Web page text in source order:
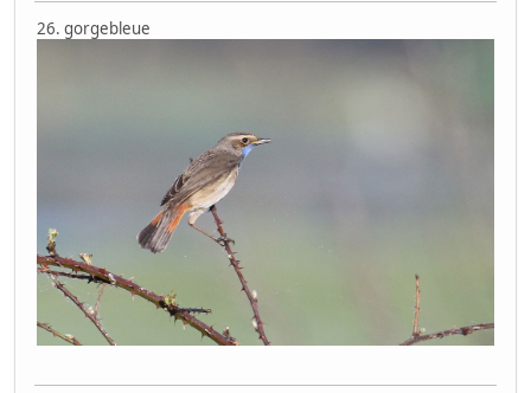
26. gorgebleue